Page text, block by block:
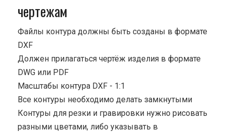
чертежам
Файлы контура должны быть созданы в формате
DXF
Должен прилагаться чертёж изделия в формате
DWG или PDF
Масштабы контура DXF - 1:1
Все контуры необходимо делать замкнутыми
Контуры для резки и гравировки нужно рисовать
разными цветами, либо указывать в